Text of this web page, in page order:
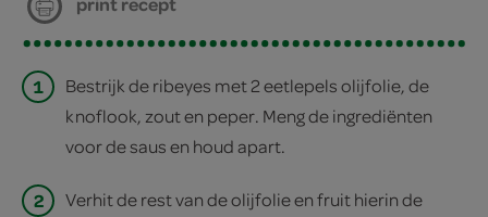
1
Bestrijk de ribeyes met 2 eetlepels olijfolie, de
knoflook, zout en peper. Meng de ingrediënten
voor de saus en houd apart.
2
Verhit de rest van de olijfolie en fruit hierin de